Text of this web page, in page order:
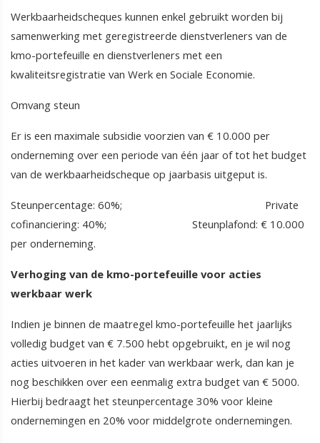
Werkbaarheidscheques kunnen enkel gebruikt worden bij
samenwerking met geregistreerde dienstverleners van de
kmo-portefeuille en dienstverleners met een
kwaliteitsregistratie van Werk en Sociale Economie.
Omvang steun
Er is een maximale subsidie voorzien van € 10.000 per
onderneming over een periode van één jaar of tot het budget
van de werkbaarheidscheque op jaarbasis uitgeput is.
Steunpercentage: 60%; Private
cofinanciering: 40%; Steunplafond: € 10.000
per onderneming.
Verhoging van de kmo-portefeuille voor acties
werkbaar werk
Indien je binnen de maatregel kmo-portefeuille het jaarlijks
volledig budget van € 7.500 hebt opgebruikt, en je wil nog
acties uitvoeren in het kader van werkbaar werk, dan kan je
nog beschikken over een eenmalig extra budget van € 5000.
Hierbij bedraagt het steunpercentage 30% voor kleine
ondernemingen en 20% voor middelgrote ondernemingen.